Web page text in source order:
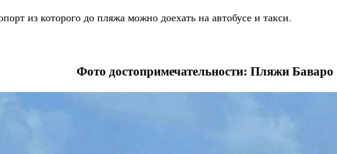
из которого до пляжа можно доехать на автобусе и такси.
Фото достопримечательности: Пляжи Баваро